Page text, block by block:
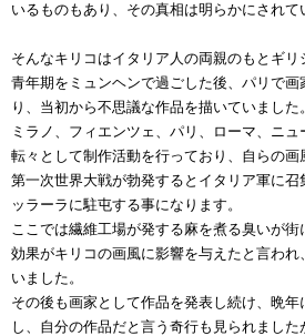
いるものもあり、その真相は明らかにされて
そんなキリコはイタリア人の両親のもとギリ
青年期をミュンヘンで過ごした後、パリで画
り、当初から不思議な作品を描いていました。
ミラノ、フィエンツェ、パリ、ローマ、ニ
転々として制作活動を行っており、自らの画
第一次世界大戦が勃発するとイタリア軍に
ッラーラに駐屯する事になります。
ここでは繊維工場が発する麻を煮る臭いが
効果がキリコの画風に影響を与えたと言われ
いました。
その後も画家として作品を発表し続け、晩
し、自分の作品だと言う奇行も見られまし